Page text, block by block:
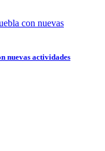
nuevas actividades